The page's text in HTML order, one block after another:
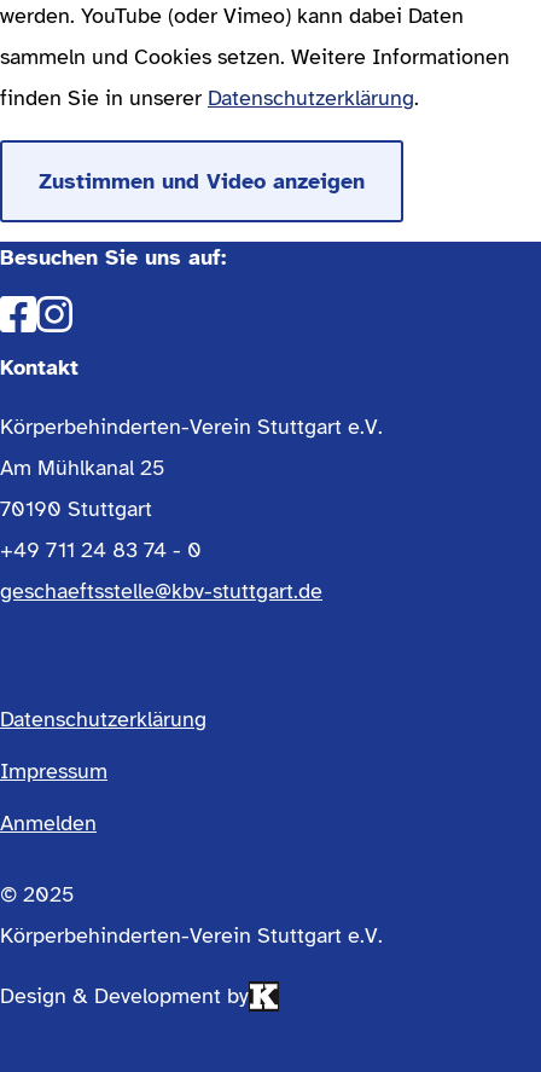
werden. YouTube (oder Vimeo) kann dabei Daten
sammeln und Cookies setzen. Weitere Informationen
finden Sie in unserer Datenschutzerklärung.
Zustimmen und Video anzeigen
Besuchen Sie uns auf:
Kontakt
Körperbehinderten-Verein Stuttgart e.V.
Am Mühlkanal 25
70190 Stuttgart
+49 711 24 83 74 - 0
geschaeftsstelle@kbv-stuttgart.de
Footermenü
Datenschutzerklärung
Impressum
Anmelden
© 2025
Körperbehinderten-Verein Stuttgart e.V.
Design & Development by